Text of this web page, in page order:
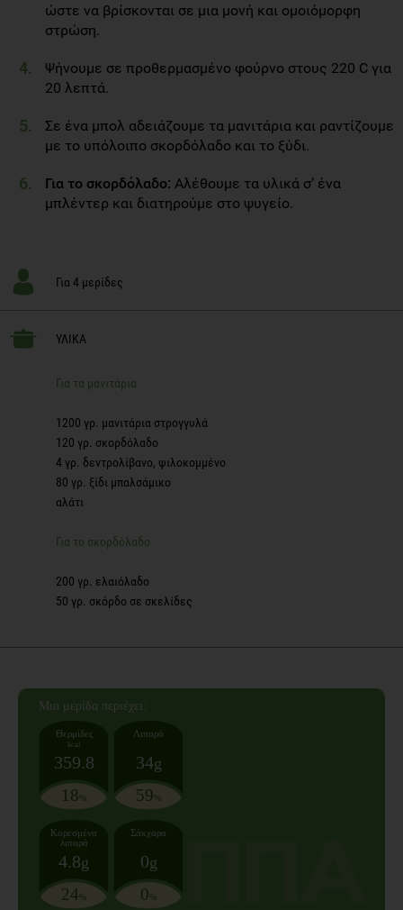
ώστε να βρίσκονται σε μια μονή και ομοιόμορφη
στρώση.
Ψήνουμε σε προθερμασμένο φούρνο στους 220 C για
20 λεπτά.
Σε ένα μπολ αδειάζουμε τα μανιτάρια και ραντίζουμε
με το υπόλοιπο σκορδόλαδο και το ξύδι.
Για το σκορδόλαδο: Αλέθουμε τα υλικά σ’ ένα
μπλέντερ και διατηρούμε στο ψυγείο.
Για 4 μερίδες
ΥΛΙΚΑ
Για τα μανιτάρια
1200 γρ. μανιτάρια στρογγυλά
120 γρ. σκορδόλαδο
4 γρ. δεντρολίβανο, ψιλοκομμένο
80 γρ. ξίδι μπαλσάμικο
αλάτι
Για το σκορδόλαδο
200 γρ. ελαιόλαδο
50 γρ. σκόρδο σε σκελίδες
Mια μερίδα περιέχει:
Θερμίδες
kcal
359.8
18 %
Λιπαρά
34g
59 %
Κορεσμένα
λιπαρά
4.8g
24 %
Σάκχαρα
0g
0 %